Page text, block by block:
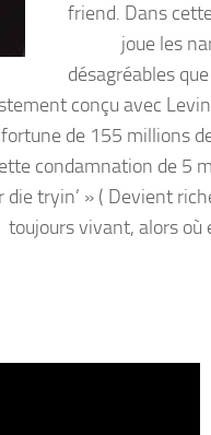
friend. Dans
joue les
désagréables
conçu avec
de 155 millions
condamnation de 5
tryin’ » ( Devient
toujours vivant, alors où